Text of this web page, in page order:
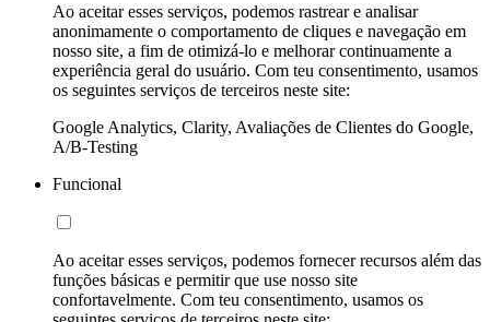
Ao aceitar esses serviços, podemos rastrear e analisar
anonimamente o comportamento de cliques e navegação em
nosso site, a fim de otimizá-lo e melhorar continuamente a
experiência geral do usuário. Com teu consentimento, usamos
os seguintes serviços de terceiros neste site:
Google Analytics, Clarity, Avaliações de Clientes do Google,
A/B-Testing
Funcional
Ao aceitar esses serviços, podemos fornecer recursos além das
funções básicas e permitir que use nosso site
confortavelmente. Com teu consentimento, usamos os